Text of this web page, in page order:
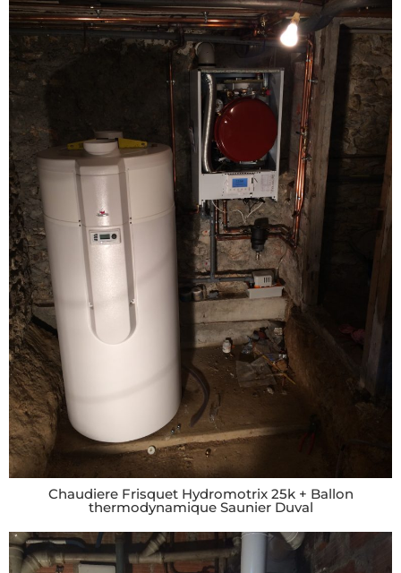
Chaudiere Frisquet Hydromotrix 25k + Ballon
thermodynamique Saunier Duval